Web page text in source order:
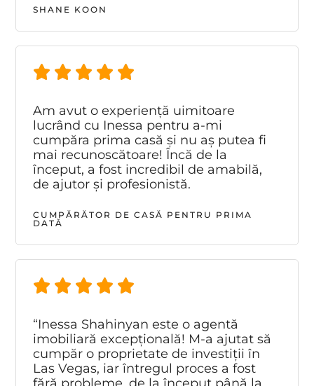
SHANE KOON
Am avut o experiență uimitoare
lucrând cu Inessa pentru a-mi
cumpăra prima casă și nu aș putea fi
mai recunoscătoare! Încă de la
început, a fost incredibil de amabilă,
de ajutor și profesionistă.
CUMPĂRĂTOR DE CASĂ PENTRU PRIMA
DATĂ
“Inessa Shahinyan este o agentă
imobiliară excepțională! M-a ajutat să
cumpăr o proprietate de investiții în
Las Vegas, iar întregul proces a fost